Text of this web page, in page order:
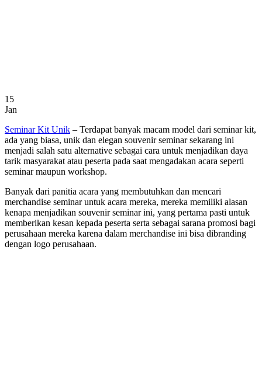
15
Jan
Seminar Kit Unik – Terdapat banyak macam model dari seminar kit,
ada yang biasa, unik dan elegan souvenir seminar sekarang ini
menjadi salah satu alternative sebagai cara untuk menjadikan daya
tarik masyarakat atau peserta pada saat mengadakan acara seperti
seminar maupun workshop.
Banyak dari panitia acara yang membutuhkan dan mencari
merchandise seminar untuk acara mereka, mereka memiliki alasan
kenapa menjadikan souvenir seminar ini, yang pertama pasti untuk
memberikan kesan kepada peserta serta sebagai sarana promosi bagi
perusahaan mereka karena dalam merchandise ini bisa dibranding
dengan logo perusahaan.